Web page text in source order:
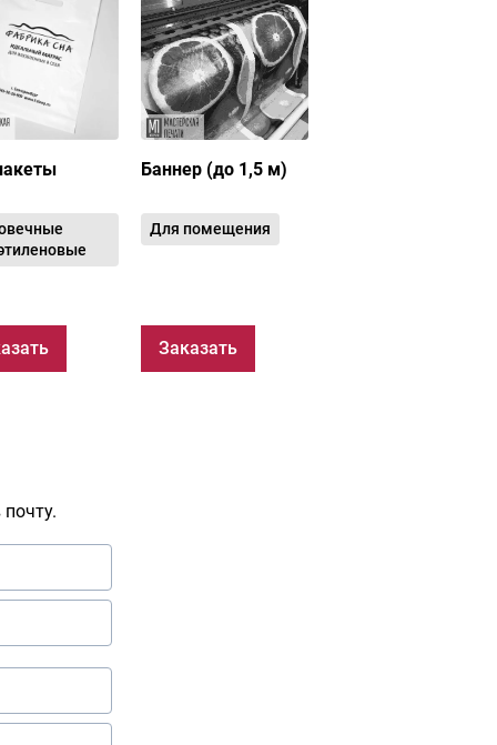
Баннер (до 1,5 м)
Для помещения
Заказать